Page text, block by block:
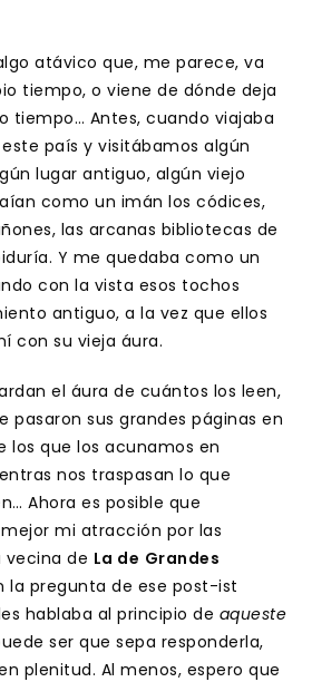
atávico que, me parece, va
tiempo, o viene de dónde deja
tiempo… Antes, cuando viajaba
país y visitábamos algún
lugar antiguo, algún viejo
como un imán los códices,
las arcanas bibliotecas de
Y me quedaba como un
con la vista esos tochos
antiguo, a la vez que ellos
con su vieja áura.
el áura de cuántos los leen,
pasaron sus grandes páginas en
los que los acunamos en
nos traspasan lo que
Ahora es posible que
mi atracción por las
vecina de La de Grandes
la pregunta de ese post-ist
hablaba al principio de aqueste
ser que sepa responderla,
plenitud. Al menos, espero que